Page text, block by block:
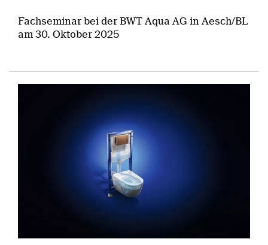
Fachseminar bei der BWT Aqua AG in Aesch/BL
am 30. Oktober 2025